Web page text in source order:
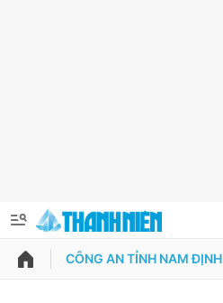
QUẢNG CÁO
CÔNG AN TỈNH NAM ĐỊNH